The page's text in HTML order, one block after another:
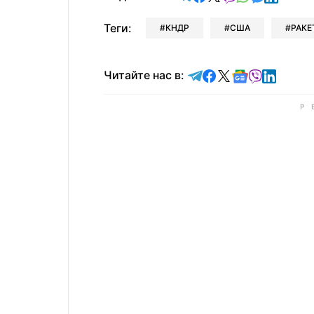
Теги: КНДР США
Читайте нас в: Читайте в Telegram
Читайте в
Читайте в X
Читайте в
Читайте